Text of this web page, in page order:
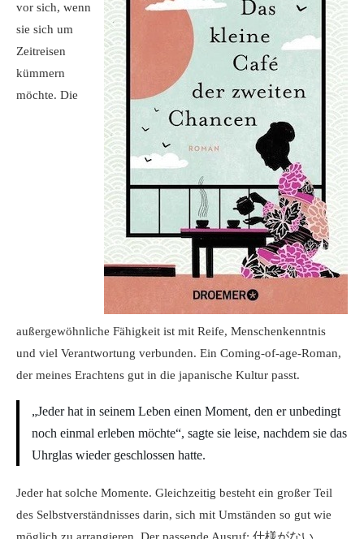
vor sich, wenn
sie sich um
Zeitreisen
kümmern
möchte. Die
außergewöhnliche Fähigkeit ist mit Reife, Menschenkenntnis
und viel Verantwortung verbunden. Ein Coming-of-age-Roman,
der meines Erachtens gut in die japanische Kultur passt.
„Jeder hat in seinem Leben einen Moment, den er unbedingt
noch einmal erleben möchte“, sagte sie leise, nachdem sie das
Uhrglas wieder geschlossen hatte.
Jeder hat solche Momente. Gleichzeitig besteht ein großer Teil
des Selbstverständnisses darin, sich mit Umständen so gut wie
möglich zu arrangieren. Der passende Ausruf: 仕様がない,